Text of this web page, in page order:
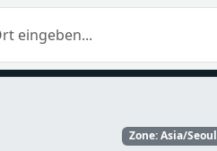
Zone: Asia/Seoul